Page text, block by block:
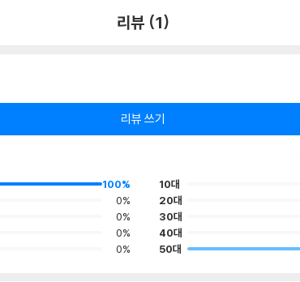
리뷰 (1)
리뷰 쓰기
100%
0%
0%
0%
0%
10대
20대
30대
40대
50대